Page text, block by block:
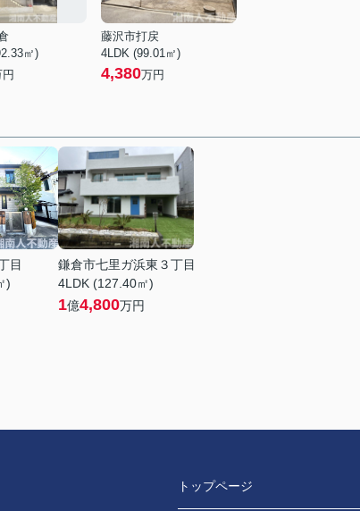
㎡)
藤沢市打戻
4LDK (99.01㎡)
4,380万円
目
)
鎌倉市七里ガ浜東３丁目
4LDK (127.40㎡)
1億4,800万円
トップページ